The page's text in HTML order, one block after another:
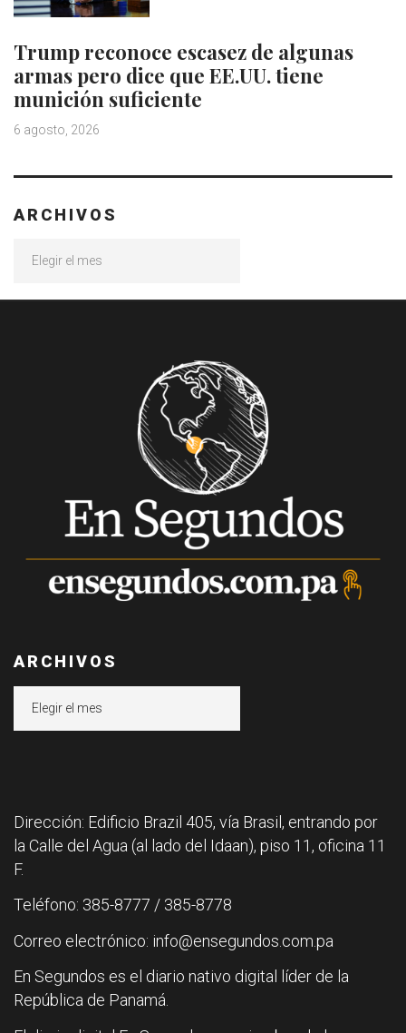
Trump reconoce escasez de algunas
armas pero dice que EE.UU. tiene
munición suficiente
6 agosto, 2026
ARCHIVOS
ARCHIVOS
Dirección: Edificio Brazil 405, vía Brasil, entrando por
la Calle del Agua (al lado del Idaan), piso 11, oficina 11
F.
Teléfono: 385-8777 / 385-8778
Correo electrónico: info@ensegundos.com.pa
En Segundos es el diario nativo digital líder de la
República de Panamá.